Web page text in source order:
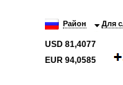
Район Для
USD 81,4077
EUR 94,0585